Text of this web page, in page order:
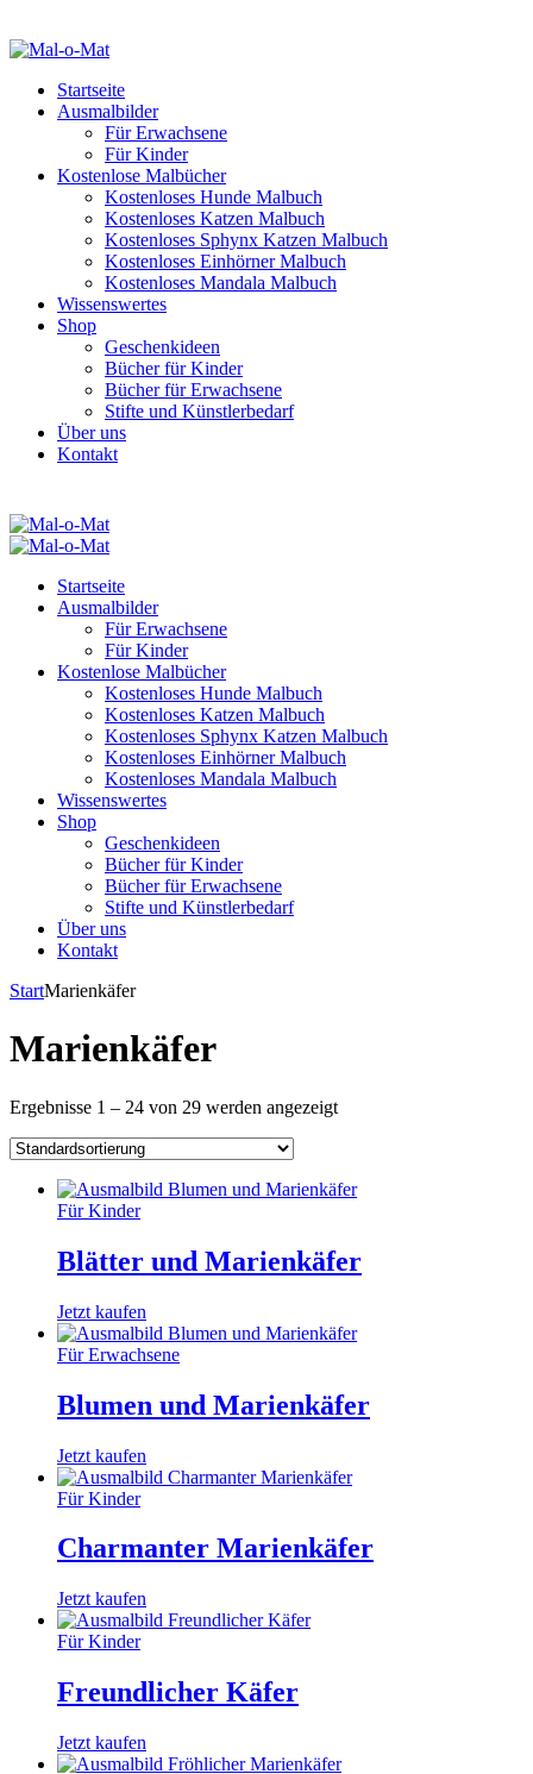
Startseite
Ausmalbilder
Für Erwachsene
Für Kinder
Kostenlose Malbücher
Kostenloses Hunde Malbuch
Kostenloses Katzen Malbuch
Kostenloses Sphynx Katzen Malbuch
Kostenloses Einhörner Malbuch
Kostenloses Mandala Malbuch
Wissenswertes
Shop
Geschenkideen
Bücher für Kinder
Bücher für Erwachsene
Stifte und Künstlerbedarf
Über uns
Kontakt
Startseite
Ausmalbilder
Für Erwachsene
Für Kinder
Kostenlose Malbücher
Kostenloses Hunde Malbuch
Kostenloses Katzen Malbuch
Kostenloses Sphynx Katzen Malbuch
Kostenloses Einhörner Malbuch
Kostenloses Mandala Malbuch
Wissenswertes
Shop
Geschenkideen
Bücher für Kinder
Bücher für Erwachsene
Stifte und Künstlerbedarf
Über uns
Kontakt
StartMarienkäfer
Marienkäfer
Ergebnisse 1 – 24 von 29 werden angezeigt
Für Kinder
Blätter und Marienkäfer
Jetzt kaufen
Für Erwachsene
Blumen und Marienkäfer
Jetzt kaufen
Für Kinder
Charmanter Marienkäfer
Jetzt kaufen
Für Kinder
Freundlicher Käfer
Jetzt kaufen